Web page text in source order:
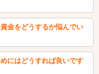
金をどうするか悩んでい
にはどうすれば良いです